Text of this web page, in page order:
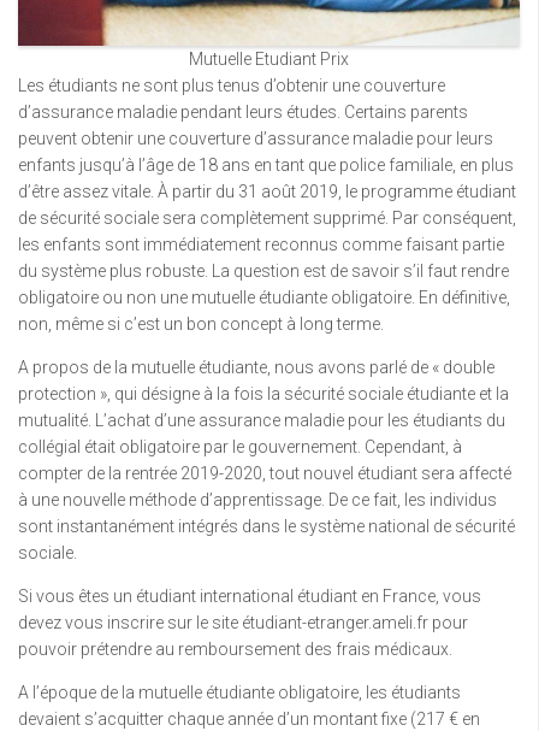
Mutuelle Etudiant Prix
Les étudiants ne sont plus tenus d’obtenir une couverture
d’assurance maladie pendant leurs études. Certains parents
peuvent obtenir une couverture d’assurance maladie pour leurs
enfants jusqu’à l’âge de 18 ans en tant que police familiale, en plus
d’être assez vitale. À partir du 31 août 2019, le programme étudiant
de sécurité sociale sera complètement supprimé. Par conséquent,
les enfants sont immédiatement reconnus comme faisant partie
du système plus robuste. La question est de savoir s’il faut rendre
obligatoire ou non une mutuelle étudiante obligatoire. En définitive,
non, même si c’est un bon concept à long terme.
A propos de la mutuelle étudiante, nous avons parlé de « double
protection », qui désigne à la fois la sécurité sociale étudiante et la
mutualité. L’achat d’une assurance maladie pour les étudiants du
collégial était obligatoire par le gouvernement. Cependant, à
compter de la rentrée 2019-2020, tout nouvel étudiant sera affecté
à une nouvelle méthode d’apprentissage. De ce fait, les individus
sont instantanément intégrés dans le système national de sécurité
sociale.
Si vous êtes un étudiant international étudiant en France, vous
devez vous inscrire sur le site étudiant-etranger.ameli.fr pour
pouvoir prétendre au remboursement des frais médicaux.
A l’époque de la mutuelle étudiante obligatoire, les étudiants
devaient s’acquitter chaque année d’un montant fixe (217 € en